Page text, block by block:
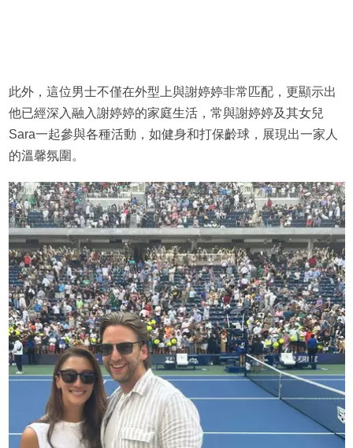
此外，這位男士不僅在外型上與謝婷婷非常匹配，更顯示出
他已經深入融入謝婷婷的家庭生活，常與謝婷婷及其女兒
Sara一起參與各種活動，如健身和打保齡球，展現出一家人
的溫馨氛圍。